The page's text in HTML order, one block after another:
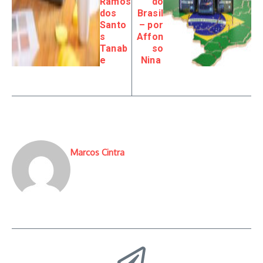
dos
Santo
s
Tanab
e
Brasil
– por
Affon
so
Nina
Marcos Cintra